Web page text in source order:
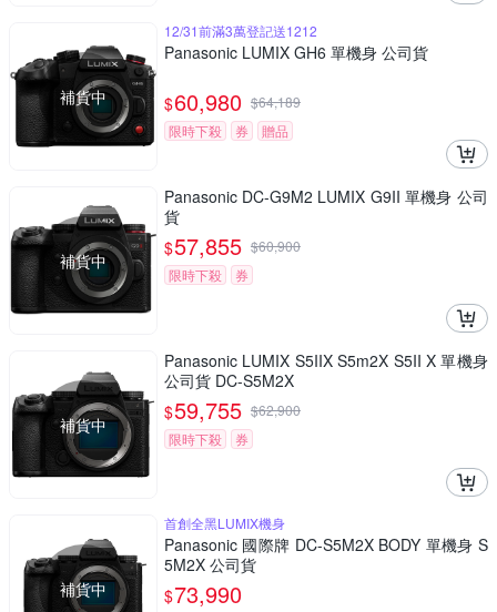
補貨中
12/31前滿3萬登記送1212
Panasonic LUMIX GH6 單機身 公司貨
$60,980 $64,189
限時下殺
券 贈品
補貨中
Panasonic DC-G9M2 LUMIX G9II 單機身 公司
貨
$57,855 $60,900
限時下殺
券
補貨中
Panasonic LUMIX S5IIX S5m2X S5II X 單機身
公司貨 DC-S5M2X
$59,755 $62,900
限時下殺
券
補貨中
首創全黑LUMIX機身
Panasonic 國際牌 DC-S5M2X BODY 單機身 S
5M2X 公司貨
$73,990